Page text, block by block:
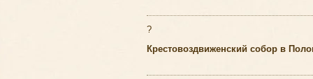
?
Крестовоздвиженский собор в